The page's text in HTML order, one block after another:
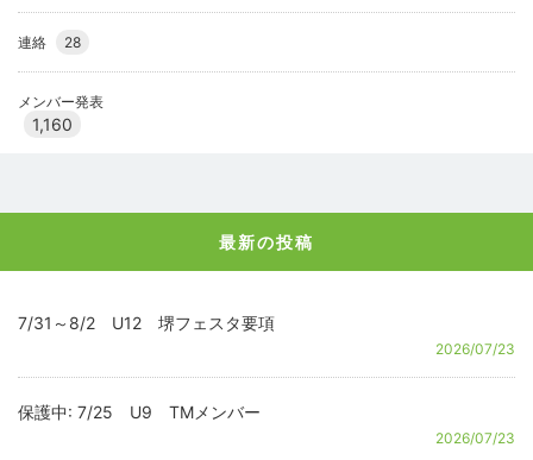
連絡 28
メンバー発表
1,160
最新の投稿
7/31～8/2 U12 堺フェスタ要項
2026/07/23
保護中: 7/25 U9 TMメンバー
2026/07/23